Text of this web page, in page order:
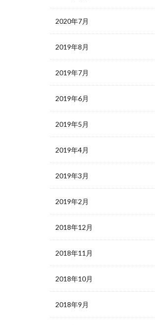
2020年7月
2019年8月
2019年7月
2019年6月
2019年5月
2019年4月
2019年3月
2019年2月
2018年12月
2018年11月
2018年10月
2018年9月